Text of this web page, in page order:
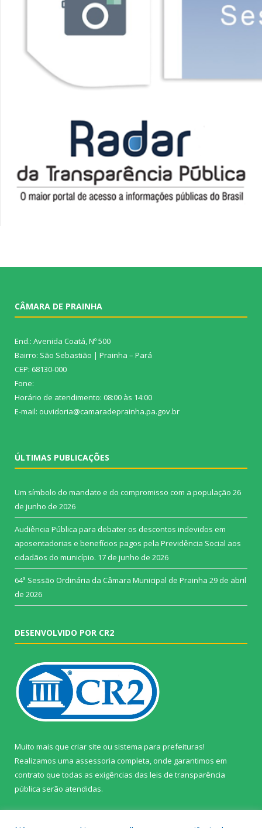
CÂMARA DE PRAINHA
End.: Avenida Coatá, Nº 500
Bairro: São Sebastião | Prainha – Pará
CEP: 68130-000
Fone:
Horário de atendimento: 08:00 às 14:00
E-mail: ouvidoria@camaradeprainha.pa.gov.br
ÚLTIMAS PUBLICAÇÕES
Um símbolo do mandato e do compromisso com a população 26
de junho de 2026
Audiência Pública para debater os descontos indevidos em
aposentadorias e benefícios pagos pela Previdência Social aos
cidadãos do município. 17 de junho de 2026
64ª Sessão Ordinária da Câmara Municipal de Prainha 29 de abril
de 2026
DESENVOLVIDO POR CR2
Muito mais que criar site ou sistema para prefeituras!
Realizamos uma assessoria completa, onde garantimos em
contrato que todas as exigências das leis de transparência
pública serão atendidas.